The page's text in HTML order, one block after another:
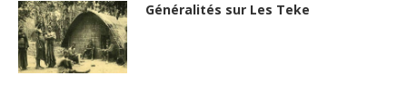
Généralités sur Les Teke